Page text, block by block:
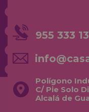
955 333
Polígono
C/ Pie Solo
Alcalá de